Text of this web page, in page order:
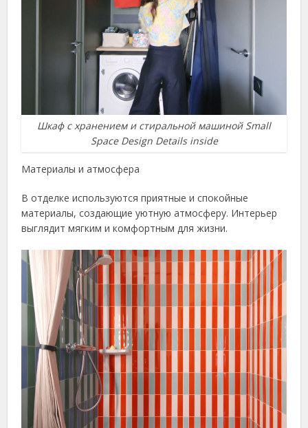
Шкаф с хранением и стиральной машиной Small
Space Design Details inside
Материалы и атмосфера
В отделке используются приятные и спокойные
материалы, создающие уютную атмосферу. Интерьер
выглядит мягким и комфортным для жизни.